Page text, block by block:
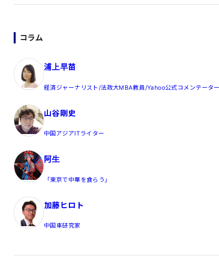
コラム
浦上早苗
経済ジャーナリスト/法政大MBA教員/Yahoo公式コメンテータ
山谷剛史
中国アジアITライター
阿生
「東京で中華を食らう」
加藤ヒロト
中国車研究家